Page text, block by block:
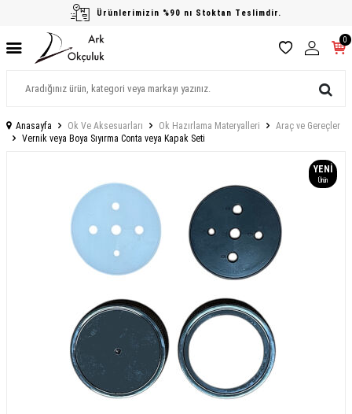
Ürünlerimizin %90 nı Stoktan Teslimdir.
0
Anasayfa Ok Ve Aksesuarları Ok Hazırlama Materyalleri
Araç ve Gereçler
Vernik veya Boya Sıyırma Conta veya Kapak Seti
YENI
Ürün